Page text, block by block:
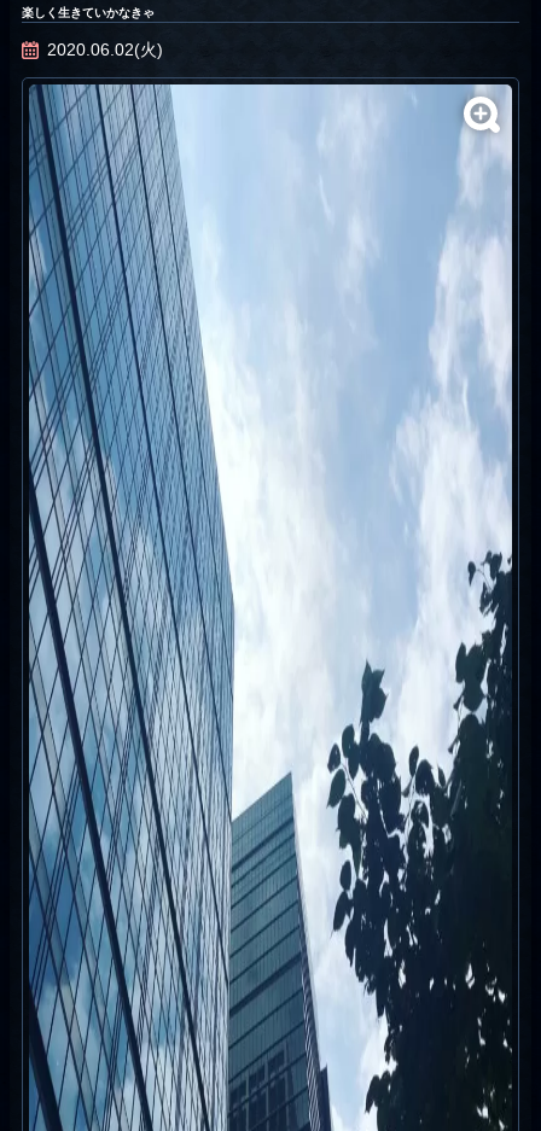
楽しく生きていかなきゃ
2020.06.02(火)